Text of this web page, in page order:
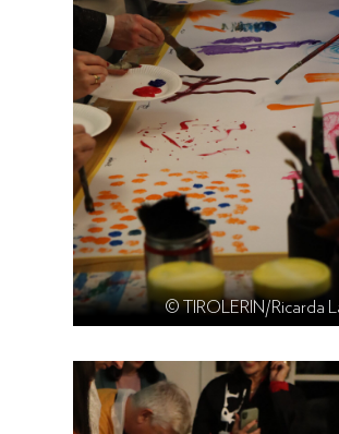
© TIROLERIN/Ricarda